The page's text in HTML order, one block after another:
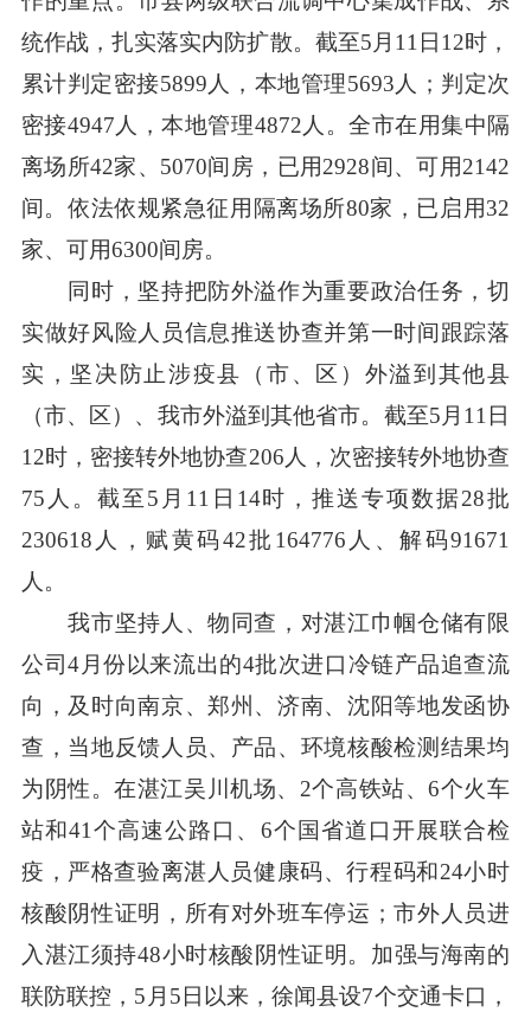
统作战，扎实落实内防扩散。截至5月11日12时，
累计判定密接5899人，本地管理5693人；判定次
密接4947人，本地管理4872人。全市在用集中隔
离场所42家、5070间房，已用2928间、可用2142
间。依法依规紧急征用隔离场所80家，已启用32
家、可用6300间房。
同时，坚持把防外溢作为重要政治任务，切
实做好风险人员信息推送协查并第一时间跟踪落
实，坚决防止涉疫县（市、区）外溢到其他县
（市、区）、我市外溢到其他省市。截至5月11日
12时，密接转外地协查206人，次密接转外地协查
75人。截至5月11日14时，推送专项数据28批
230618人，赋黄码42批164776人、解码91671
人。
我市坚持人、物同查，对湛江巾帼仓储有限
公司4月份以来流出的4批次进口冷链产品追查流
向，及时向南京、郑州、济南、沈阳等地发函协
查，当地反馈人员、产品、环境核酸检测结果均
为阴性。在湛江吴川机场、2个高铁站、6个火车
站和41个高速公路口、6个国省道口开展联合检
疫，严格查验离湛人员健康码、行程码和24小时
核酸阴性证明，所有对外班车停运；市外人员进
入湛江须持48小时核酸阴性证明。加强与海南的
联防联控，5月5日以来，徐闻县设7个交通卡口，